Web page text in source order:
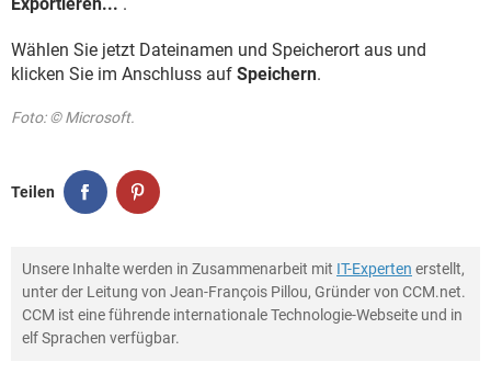
Wählen Sie jetzt Dateinamen und Speicherort aus und
klicken Sie im Anschluss auf Speichern.
Foto: © Microsoft.
Teilen
Unsere Inhalte werden in Zusammenarbeit mit IT-Experten erstellt,
unter der Leitung von Jean-François Pillou, Gründer von CCM.net.
CCM ist eine führende internationale Technologie-Webseite und in
elf Sprachen verfügbar.